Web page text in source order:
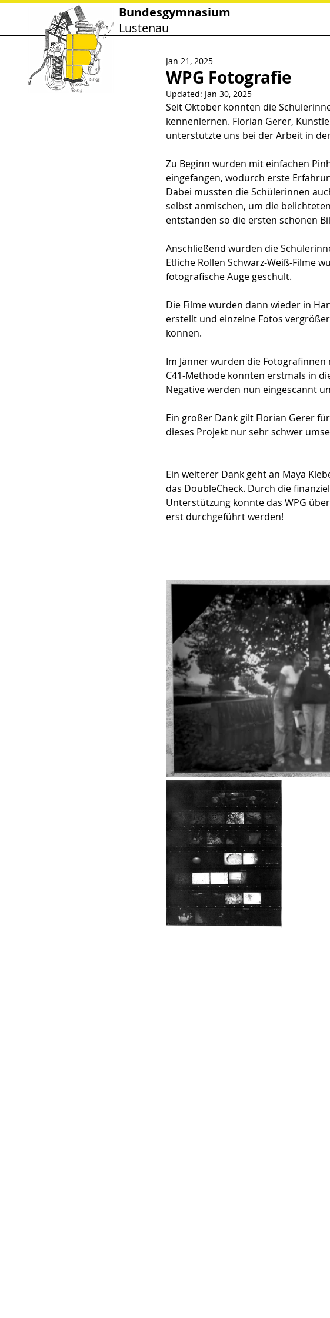
WPG Fotografie
Jan 21, 2025
Updated: Jan 30, 2025
Seit Oktober konnten die
kennenlernen. Florian Gerer,
unterstützte uns bei der Arbeit in
Zu Beginn wurden mit einfachen
eingefangen, wodurch erste
Dabei mussten die Schülerinnen
selbst anmischen, um die
entstanden so die ersten schönen
Anschließend wurden die
Etliche Rollen Schwarz-Weiß-Filme
fotografische Auge geschult.
Die Filme wurden dann wieder in
erstellt und einzelne Fotos
können.
Im Jänner wurden die
C41-Methode konnten erstmals in
Negative werden nun eingescannt
Ein großer Dank gilt Florian Gerer
dieses Projekt nur sehr schwer
Ein weiterer Dank geht an Maya
das DoubleCheck. Durch die
Unterstützung konnte das WPG
erst durchgeführt werden!
Bundesgymnasium
Lustenau